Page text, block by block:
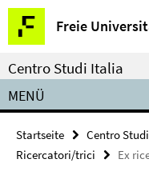
Springe
direkt
zu
Inhalt
Freie
Service-
Navigation
Centro Studi Italia
MENÜ
Startseite Centro
Ricercatori/trici
Ex